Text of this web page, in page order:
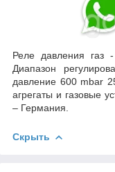
Реле давления газ
Диапазон
давление 600 mbar
агрегаты и газовые
– Германия.
Скрыть